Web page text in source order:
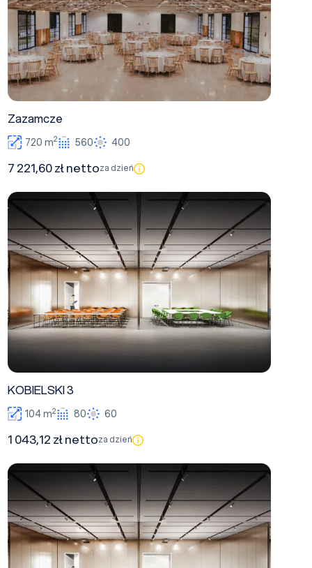
Zazamcze
720 m2 560 400
7 221,60 zł nettoza dzień
KOBIELSKI 3
KOBIELSKI 3
104 m2 80 60
1 043,12 zł nettoza dzień
ŁOSOWICZ 3